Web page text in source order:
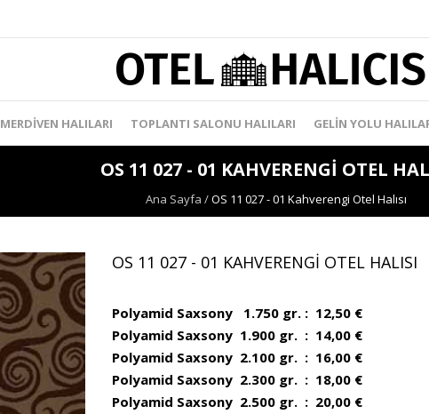
MERDIVEN HALILARI TOPLANTI SALONU HALILARI GELIN YOLU
OS 11 027 - 01 KAHVERENGI OTEL
Ana Sayfa /OS 11 027 - 01 Kahverengi Otel Halısı
OS 11 027 - 01 KAHVERENGI OTEL HALISI
Polyamid Saxsony 1.750 gr. : 12,50 €
Polyamid Saxsony 1.900 gr. : 14,00 €
Polyamid Saxsony 2.100 gr. : 16,00 €
Polyamid Saxsony 2.300 gr. : 18,00 €
Polyamid Saxsony 2.500 gr. : 20,00 €